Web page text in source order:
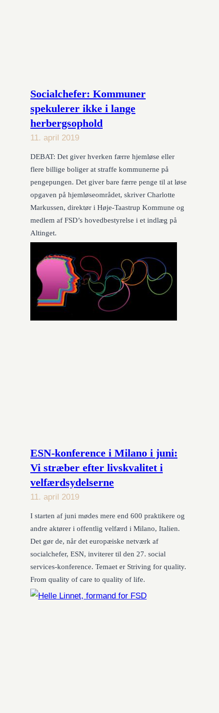
Socialchefer: Kommuner
spekulerer ikke i lange
herbergsophold
11. april 2019
DEBAT: Det giver hverken færre hjemløse eller
flere billige boliger at straffe kommunerne på
pengepungen. Det giver bare færre penge til at løse
opgaven på hjemløseområdet, skriver Charlotte
Markussen, direktør i Høje-Taastrup Kommune og
medlem af FSD’s hovedbestyrelse i et indlæg på
Altinget.
ESN-konference i Milano i juni:
Vi stræber efter livskvalitet i
velfærdsydelserne
11. april 2019
I starten af juni mødes mere end 600 praktikere og
andre aktører i offentlig velfærd i Milano, Italien.
Det gør de, når det europæiske netværk af
socialchefer, ESN, inviterer til den 27. social
services-konference. Temaet er Striving for quality.
From quality of care to quality of life.